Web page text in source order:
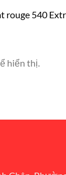
rouge 540
hiển thị.